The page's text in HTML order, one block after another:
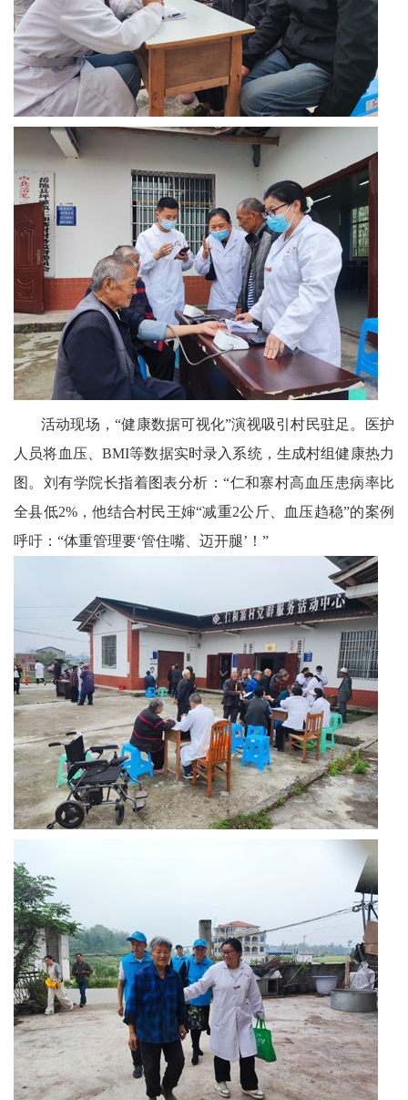
息
旅
游
下
民
间
人
才
库
活动现场，“健康数据可视化”演视吸引村民驻足。医护
人员将血压、BMI等数据实时录入系统，生成村组健康热力
图。刘有学院长指着图表分析：“仁和寨村高血压患病率比
全县低2%，他结合村民王婶“减重2公斤、血压趋稳”的案例
呼吁：“体重管理要‘管住嘴、迈开腿’！”